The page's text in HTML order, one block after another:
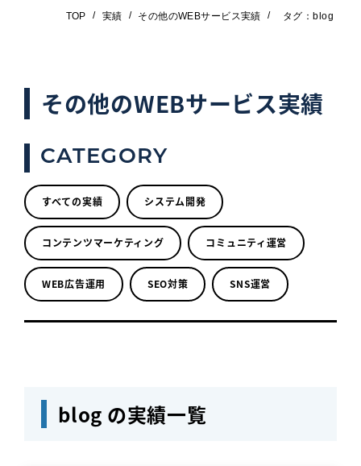
TOP / 実績 / その他のWEBサービス実績 / タグ：blog
その他のWEBサービス実績
CATEGORY
すべての実績 システム開発
コンテンツマーケティング コミュニティ運営
WEB広告運用 SEO対策 SNS運営
blog の実績一覧